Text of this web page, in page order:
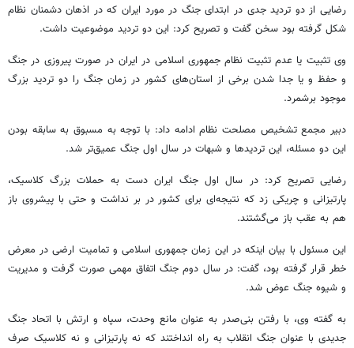
رضایی از دو تردید جدی در ابتدای جنگ در مورد ایران که در اذهان دشمنان نظام
شکل گرفته بود سخن گفت و تصریح کرد: این دو تردید موضوعیت داشت.
وی تثبیت یا عدم تثبیت نظام جمهوری اسلامی در ایران در صورت پیروزی در جنگ
و حفظ و یا جدا شدن برخی از استان‌های کشور در زمان جنگ را دو تردید بزرگ
موجود برشمرد.
دبیر مجمع تشخیص مصلحت نظام ادامه داد: با توجه به مسبوق به سابقه بودن
این دو مسئله، این تردیدها و شبهات در سال اول جنگ عمیق‌تر شد.
رضایی تصریح کرد: در سال اول جنگ ایران دست به حملات بزرگ کلاسیک،
پارتیزانی و چریکی زد که نتیجه‌ای برای کشور در بر نداشت و حتی با پیشروی‌ باز
هم به عقب باز می‌گشتند.
این مسئول با بیان اینکه در این زمان جمهوری اسلامی و تمامیت ارضی در معرض
خطر قرار گرفته بود، گفت: در سال دوم جنگ اتفاق مهمی صورت گرفت و مدیریت
و شیوه جنگ عوض شد.
به گفته وی، با رفتن بنی‌صدر به عنوان مانع وحدت، سپاه و ارتش با اتحاد جنگ
جدیدی با عنوان جنگ انقلاب به راه انداختند که نه پارتیزانی و نه کلاسیک صرف